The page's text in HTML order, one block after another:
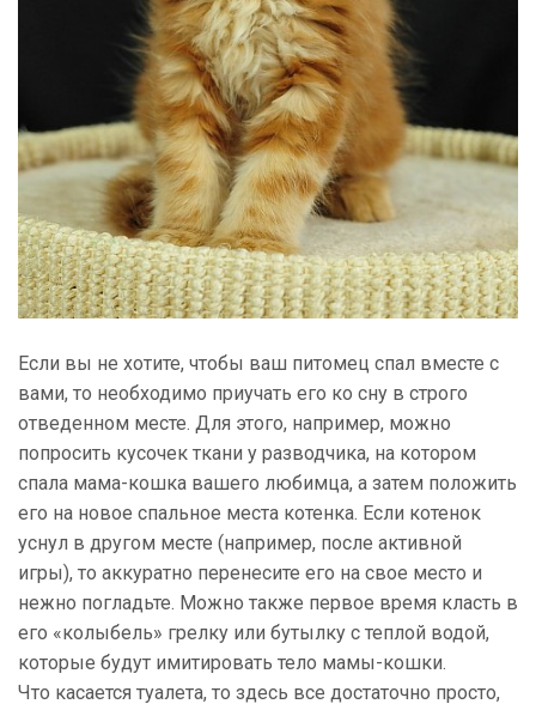
Если вы не хотите, чтобы ваш питомец спал вместе с
вами, то необходимо приучать его ко сну в строго
отведенном месте. Для этого, например, можно
попросить кусочек ткани у разводчика, на котором
спала мама-кошка вашего любимца, а затем положить
его на новое спальное места котенка. Если котенок
уснул в другом месте (например, после активной
игры), то аккуратно перенесите его на свое место и
нежно погладьте. Можно также первое время класть в
его «колыбель» грелку или бутылку с теплой водой,
которые будут имитировать тело мамы-кошки.
Что касается туалета, то здесь все достаточно просто,